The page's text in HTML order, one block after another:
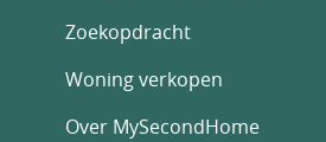
Zoekopdracht
Woning verkopen
Over MySecondHome